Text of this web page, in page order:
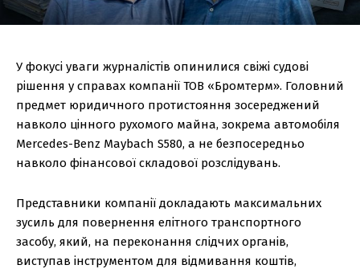
У фокусі уваги журналістів опинилися свіжі судові
рішення у справах компанії ТОВ «Бромтерм». Головний
предмет юридичного протистояння зосереджений
навколо цінного рухомого майна, зокрема автомобіля
Mercedes-Benz Maybach S580, а не безпосередньо
навколо фінансової складової розслідувань.
Представники компанії докладають максимальних
зусиль для повернення елітного транспортного
засобу, який, на переконання слідчих органів,
виступав інструментом для відмивання коштів,